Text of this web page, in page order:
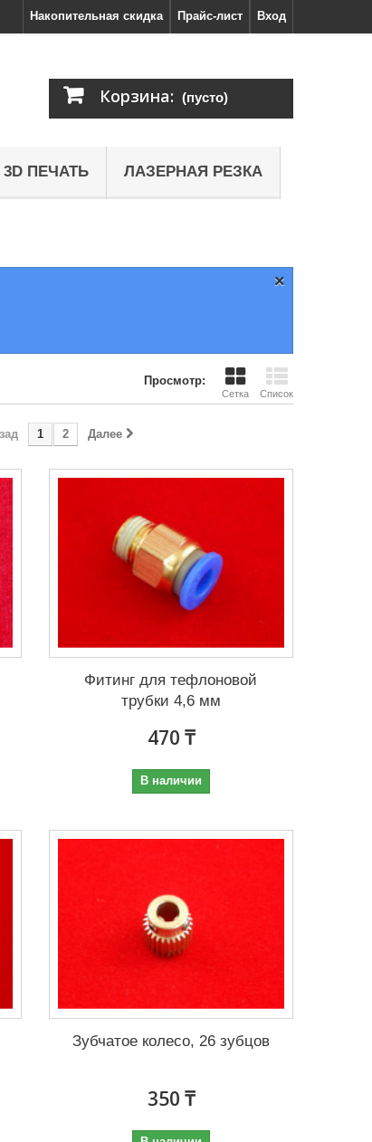
Вход
Прайс-лист
Накопительная скидка
Корзина: (пусто)
3D ПЕЧАТЬ ЛАЗЕРНАЯ РЕЗКА
×
Просмотр:
Сетка Список
1 2 Далее
Фитинг для тефлоновой
трубки 4,6 мм
470 ₸
В наличии
Зубчатое колесо, 26 зубцов
350 ₸